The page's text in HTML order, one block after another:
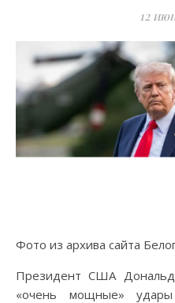
12
Фото из архива сайта
Президент США
«очень мощные»